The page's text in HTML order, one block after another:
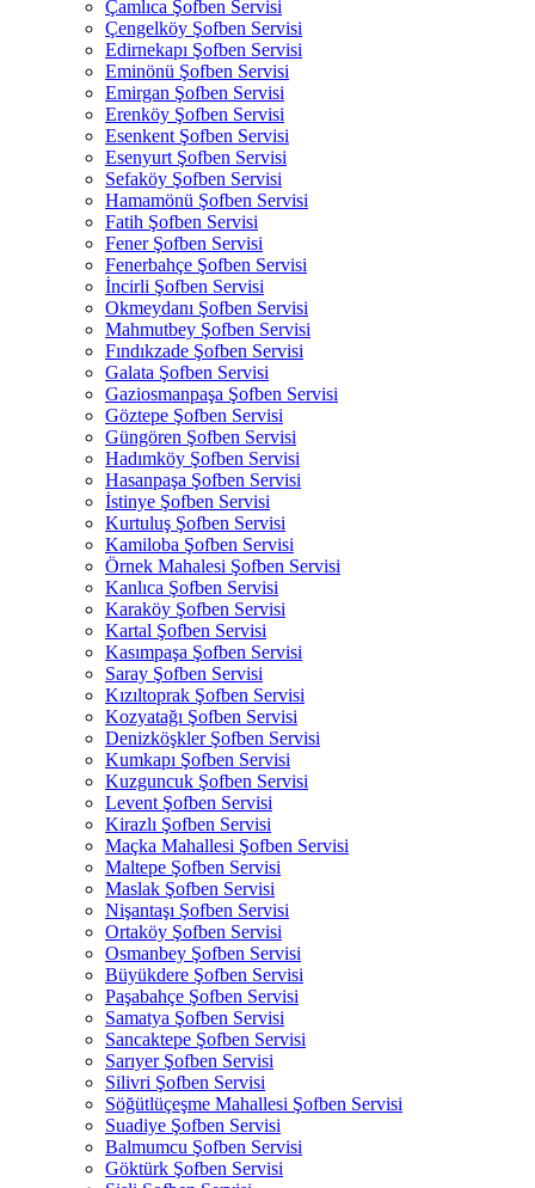
Çamlıca Şofben Servisi
Çengelköy Şofben Servisi
Edirnekapı Şofben Servisi
Eminönü Şofben Servisi
Emirgan Şofben Servisi
Erenköy Şofben Servisi
Esenkent Şofben Servisi
Esenyurt Şofben Servisi
Sefaköy Şofben Servisi
Hamamönü Şofben Servisi
Fatih Şofben Servisi
Fener Şofben Servisi
Fenerbahçe Şofben Servisi
İncirli Şofben Servisi
Okmeydanı Şofben Servisi
Mahmutbey Şofben Servisi
Fındıkzade Şofben Servisi
Galata Şofben Servisi
Gaziosmanpaşa Şofben Servisi
Göztepe Şofben Servisi
Güngören Şofben Servisi
Hadımköy Şofben Servisi
Hasanpaşa Şofben Servisi
İstinye Şofben Servisi
Kurtuluş Şofben Servisi
Kamiloba Şofben Servisi
Örnek Mahalesi Şofben Servisi
Kanlıca Şofben Servisi
Karaköy Şofben Servisi
Kartal Şofben Servisi
Kasımpaşa Şofben Servisi
Saray Şofben Servisi
Kızıltoprak Şofben Servisi
Kozyatağı Şofben Servisi
Denizköşkler Şofben Servisi
Kumkapı Şofben Servisi
Kuzguncuk Şofben Servisi
Levent Şofben Servisi
Kirazlı Şofben Servisi
Maçka Mahallesi Şofben Servisi
Maltepe Şofben Servisi
Maslak Şofben Servisi
Nişantaşı Şofben Servisi
Ortaköy Şofben Servisi
Osmanbey Şofben Servisi
Büyükdere Şofben Servisi
Paşabahçe Şofben Servisi
Samatya Şofben Servisi
Sancaktepe Şofben Servisi
Sarıyer Şofben Servisi
Silivri Şofben Servisi
Söğütlüçeşme Mahallesi Şofben Servisi
Suadiye Şofben Servisi
Balmumcu Şofben Servisi
Göktürk Şofben Servisi